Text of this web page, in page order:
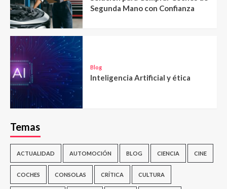
Segunda Mano con Confianza
Blog
Inteligencia Artificial y ética
Temas
ACTUALIDAD AUTOMOCIÓN BLOG CIENCIA CINE
COCHES CONSOLAS CRÍTICA CULTURA